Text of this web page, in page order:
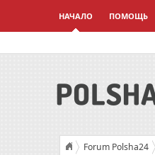
НАЧАЛО ПОМОЩЬ
Forum Polsha24